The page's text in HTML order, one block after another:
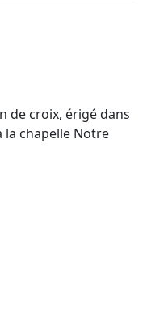
de croix, érigé dans
la chapelle Notre